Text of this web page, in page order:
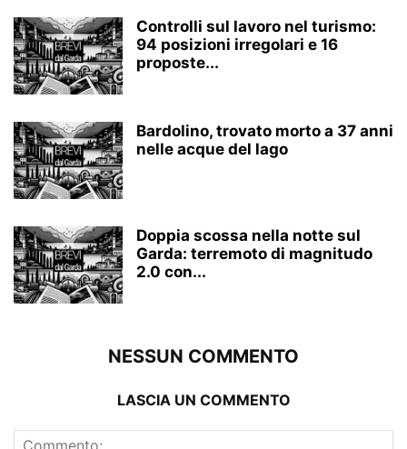
Controlli sul lavoro nel turismo:
94 posizioni irregolari e 16
proposte...
Bardolino, trovato morto a 37 anni
nelle acque del lago
Doppia scossa nella notte sul
Garda: terremoto di magnitudo
2.0 con...
NESSUN COMMENTO
LASCIA UN COMMENTO